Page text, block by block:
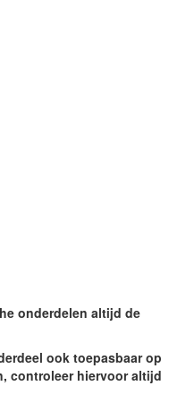
onderdelen altijd de
ook toepasbaar op
controleer hiervoor altijd